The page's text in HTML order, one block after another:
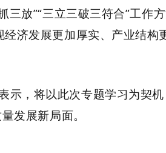
三放”“三立三破三符合”工作
济发展更加厚实、产业结构
，将以此次专题学习为契机
发展新局面。